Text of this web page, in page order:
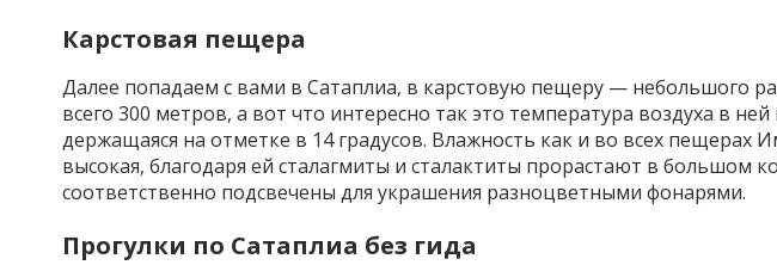
Карстовая пещера
Далее попадаем с вами в Сатаплиа, в карстовую пещеру — небольшого
всего 300 метров, а вот что интересно так это температура воздуха в
держащаяся на отметке в 14 градусов. Влажность как и во всех пещерах
высокая, благодаря ей сталагмиты и сталактиты прорастают в большом
соответственно подсвечены для украшения разноцветными фонарями.
Прогулки по Сатаплиа без гида